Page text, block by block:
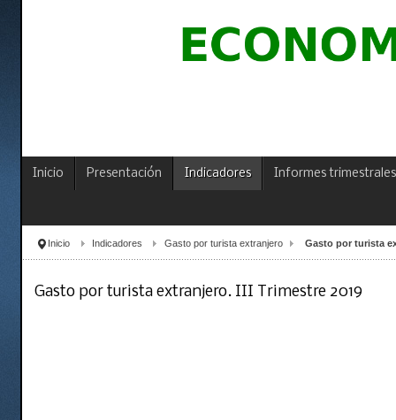
Inicio Presentación Indicadores Informes trimestrales
Inicio Indicadores Gasto por turista extranjero Gasto por turista
Gasto por turista extranjero. III Trimestre 2019